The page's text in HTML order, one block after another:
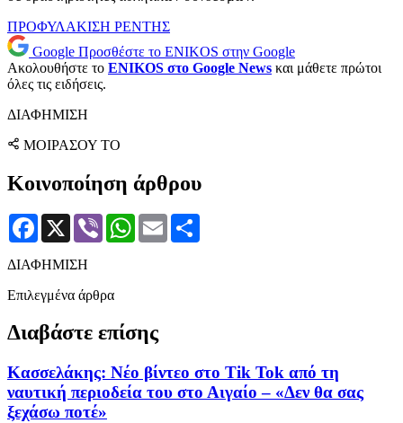
ΠΡΟΦΥΛΑΚΙΣΗ ΡΕΝΤΗΣ
Google Προσθέστε το ENIKOS στην Google
Ακολουθήστε το ENIKOS στο Google News και μάθετε πρώτοι
όλες τις ειδήσεις.
ΔΙΑΦΗΜΙΣΗ
ΜΟΙΡΑΣΟΥ ΤΟ
Κοινοποίηση άρθρου
Facebook
X Viber WhatsApp
Email
ΔΙΑΦΗΜΙΣΗ
Επιλεγμένα άρθρα
Διαβάστε επίσης
Κασσελάκης: Νέο βίντεο στο Tik Tok από τη
ναυτική περιοδεία του στο Αιγαίο – «Δεν θα σας
ξεχάσω ποτέ»